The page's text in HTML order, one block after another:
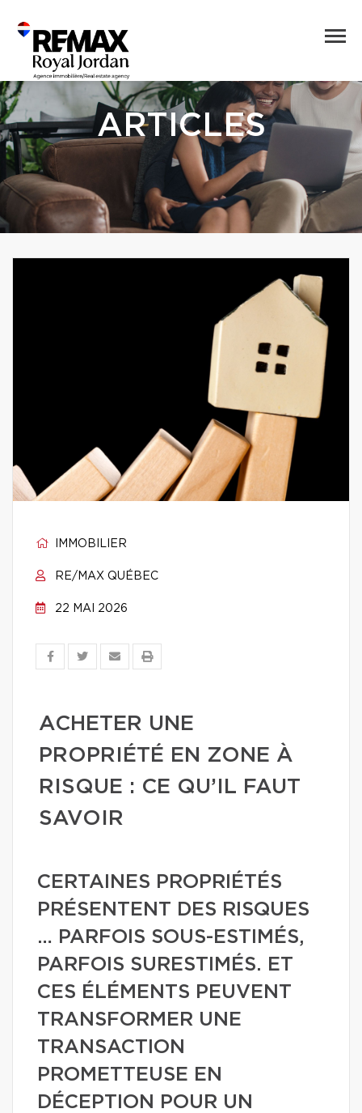
ARTICLES
IMMOBILIER
RE/MAX QUÉBEC
22 MAI 2026
ACHETER UNE
PROPRIÉTÉ EN ZONE À
RISQUE : CE QU’IL FAUT
SAVOIR
CERTAINES PROPRIÉTÉS
PRÉSENTENT DES RISQUES
… PARFOIS SOUS-ESTIMÉS,
PARFOIS SURESTIMÉS. ET
CES ÉLÉMENTS PEUVENT
TRANSFORMER UNE
TRANSACTION
PROMETTEUSE EN
DÉCEPTION POUR UN